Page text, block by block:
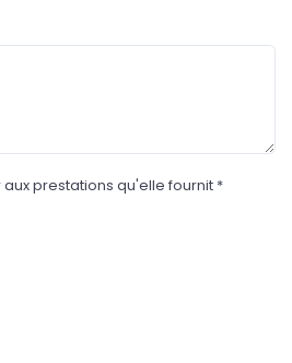
prestations qu'elle fournit *